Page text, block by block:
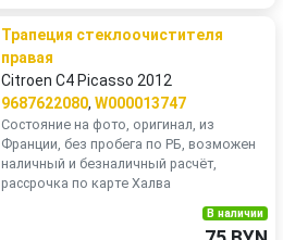
Трапеция стеклоочистителя
правая
Citroen C4 Picasso 2012
9687622080, W000013747
Состояние на фото, оригинал, из
Франции, без пробега по РБ, возможен
наличный и безналичный расчёт,
рассрочка по карте Халва
В наличии